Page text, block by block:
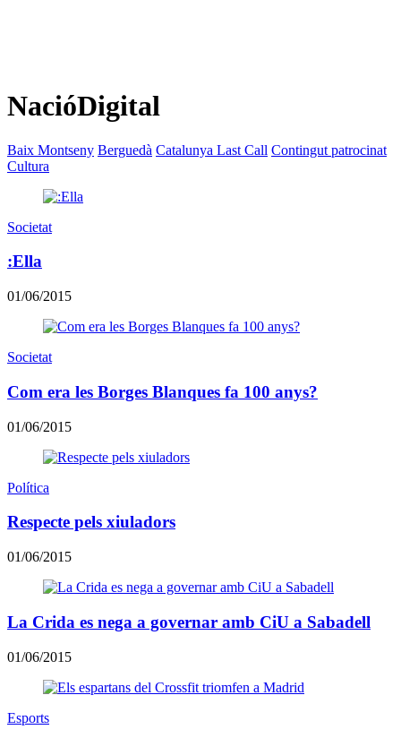
NacióDigital
Baix Montseny Berguedà Catalunya Last Call Contingut patrocinat
Cultura
Societat
:Ella
01/06/2015
Societat
Com era les Borges Blanques fa 100 anys?
01/06/2015
Política
Respecte pels xiuladors
01/06/2015
La Crida es nega a governar amb CiU a Sabadell
01/06/2015
Esports